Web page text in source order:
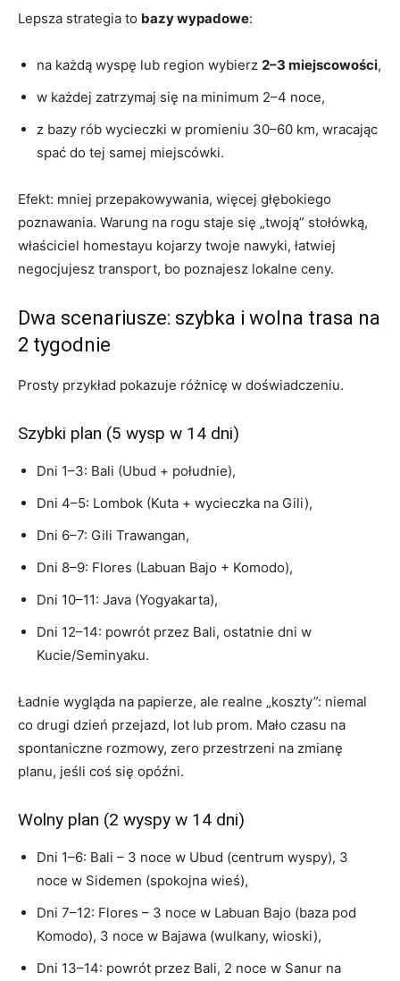
Lepsza strategia to bazy wypadowe:
na każdą wyspę lub region wybierz 2–3 miejscowości,
w każdej zatrzymaj się na minimum 2–4 noce,
z bazy rób wycieczki w promieniu 30–60 km, wracając
spać do tej samej miejscówki.
Efekt: mniej przepakowywania, więcej głębokiego
poznawania. Warung na rogu staje się „twoją” stołówką,
właściciel homestayu kojarzy twoje nawyki, łatwiej
negocjujesz transport, bo poznajesz lokalne ceny.
Dwa scenariusze: szybka i wolna trasa na
2 tygodnie
Prosty przykład pokazuje różnicę w doświadczeniu.
Szybki plan (5 wysp w 14 dni)
Dni 1–3: Bali (Ubud + południe),
Dni 4–5: Lombok (Kuta + wycieczka na Gili),
Dni 6–7: Gili Trawangan,
Dni 8–9: Flores (Labuan Bajo + Komodo),
Dni 10–11: Java (Yogyakarta),
Dni 12–14: powrót przez Bali, ostatnie dni w
Kucie/Seminyaku.
Ładnie wygląda na papierze, ale realne „koszty”: niemal
co drugi dzień przejazd, lot lub prom. Mało czasu na
spontaniczne rozmowy, zero przestrzeni na zmianę
planu, jeśli coś się opóźni.
Wolny plan (2 wyspy w 14 dni)
Dni 1–6: Bali – 3 noce w Ubud (centrum wyspy), 3
noce w Sidemen (spokojna wieś),
Dni 7–12: Flores – 3 noce w Labuan Bajo (baza pod
Komodo), 3 noce w Bajawa (wulkany, wioski),
Dni 13–14: powrót przez Bali, 2 noce w Sanur na